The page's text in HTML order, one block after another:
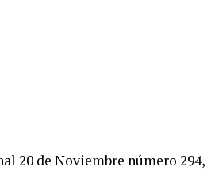
20 de Noviembre número 294,